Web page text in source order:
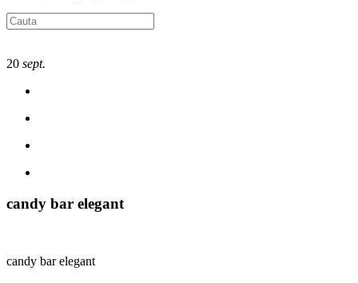
20 sept.
candy bar elegant
candy bar elegant